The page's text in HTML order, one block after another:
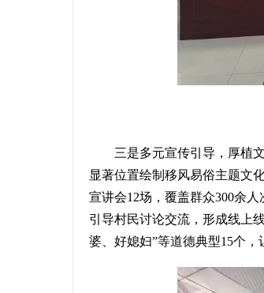
三是多元宣传引导，厚植
显著位置绘制移风易俗主题文
宣讲会12场，覆盖群众300余人
引导村民讨论交流，形成线上
婆、好媳妇”等道德典型15个，